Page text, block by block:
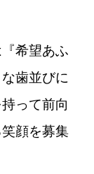
希望あふ
歯並びに
って前向
顔を募集